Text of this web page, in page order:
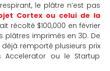
le plâtre n’est pas
Cortex ou celui de la
récolté $100,000 en février
plâtres imprimés en 3D. De
déjà remporté plusieurs prix
Accelerator ou le Startup